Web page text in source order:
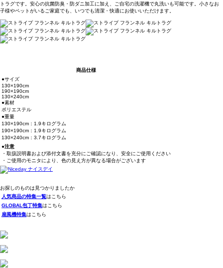
トラグです。安心の抗菌防臭・防ダニ加工に加え、ご自宅の洗濯機で丸洗いも可能です。小さなお
子様やペットがいるご家庭でも、いつでも清潔・快適にお使いいただけます。
商品仕様
●サイズ
130×190cm
190×190cm
130×240cm
●素材
ポリエステル
●重量
130×190cm：1.9キログラム
190×190cm：1.9キログラム
130×240cm：3.7キログラム
●注意
・取扱説明書および添付文書を充分にご確認になり、安全にご使用ください
・ご使用のモニタにより、色の見え方が異なる場合がございます
お探しのものは見つかりましたか
人気商品の特集一覧はこちら
GLOBAL包丁特集はこちら
扇風機特集はこちら